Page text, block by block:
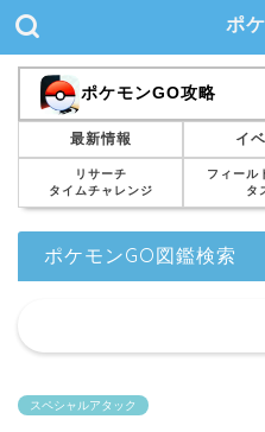
ポ
ポケモンGO攻略
最新情報 イ
リサーチ
タイムチャレンジ
フィール
タ
ポケモンGO図鑑検索
スペシャルアタック